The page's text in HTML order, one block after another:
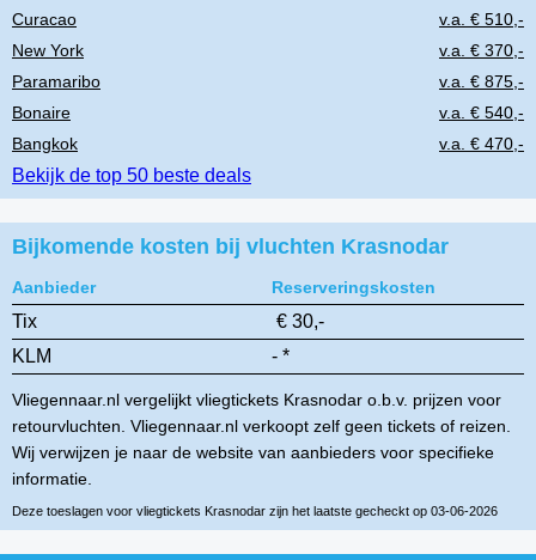
Curacao
v.a. € 510,-
New York
v.a. € 370,-
Paramaribo
v.a. € 875,-
Bonaire
v.a. € 540,-
Bangkok
v.a. € 470,-
Bekijk de top 50 beste deals
Bijkomende kosten bij vluchten Krasnodar
Aanbieder Reserveringskosten
Tix
€ 30,-
KLM
- *
Vliegennaar.nl vergelijkt vliegtickets Krasnodar o.b.v. prijzen voor
retourvluchten. Vliegennaar.nl verkoopt zelf geen tickets of reizen.
Wij verwijzen je naar de website van aanbieders voor specifieke
informatie.
Deze toeslagen voor vliegtickets Krasnodar zijn het laatste gecheckt op 03-06-2026